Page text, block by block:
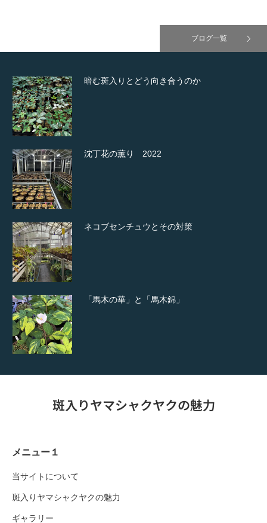
ブログ一覧
暗む斑入りとどう向き合うのか
沈丁花の薫り 2022
ネコブセンチュウとその対策
「馬木の華」と「馬木錦」
斑入りヤマシャクヤクの魅力
メニュー１
当サイトについて
斑入りヤマシャクヤクの魅力
ギャラリー